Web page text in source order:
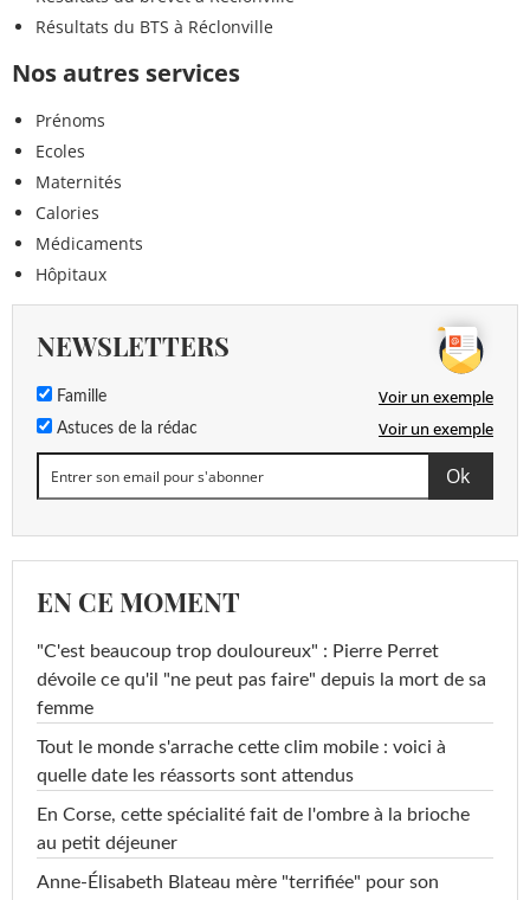
Résultats du BTS à Réclonville
Nos autres services
Prénoms
Ecoles
Maternités
Calories
Médicaments
Hôpitaux
NEWSLETTERS
Famille Voir un exemple
Astuces de la rédac Voir un exemple
EN CE MOMENT
"C'est beaucoup trop douloureux" : Pierre Perret
dévoile ce qu'il "ne peut pas faire" depuis la mort de sa
femme
Tout le monde s'arrache cette clim mobile : voici à
quelle date les réassorts sont attendus
En Corse, cette spécialité fait de l'ombre à la brioche
au petit déjeuner
Anne-Élisabeth Blateau mère "terrifiée" pour son